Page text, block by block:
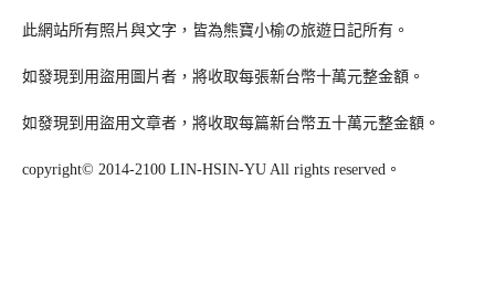
此網站所有照片與文字，皆為熊寶小榆の旅遊日記所有。
如發現到用盜用圖片者，將收取每張新台幣十萬元整金額。
如發現到用盜用文章者，將收取每篇新台幣五十萬元整金額。
copyright© 2014-2100 LIN-HSIN-YU All rights reserved。